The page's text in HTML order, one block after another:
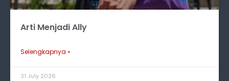
Arti Menjadi Ally
Selengkapnya »
31 July 2026